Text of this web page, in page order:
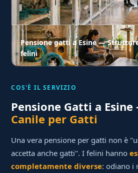
Pensione gatti a Esine —
felini
COS'È IL SERVIZIO
Pensione Gatti a
Canile per Gatti
Una vera pensione per gatti non è
accetta anche gatti". I felini hanno
completamente diverse: odiano i